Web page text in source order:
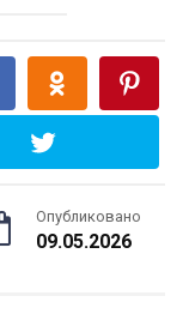
Опубликовано
09.05.2026